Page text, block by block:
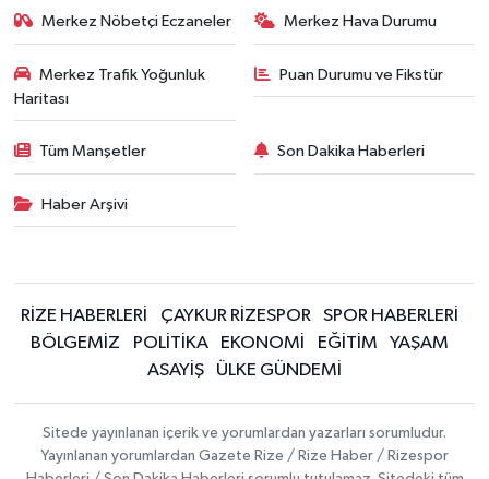
Merkez Nöbetçi Eczaneler Merkez Hava Durumu
Merkez Trafik Yoğunluk
Haritası
Puan Durumu ve Fikstür
Tüm Manşetler Son Dakika Haberleri
Haber Arşivi
RİZE HABERLERİ ÇAYKUR RİZESPOR
SPOR HABERLERİ
BÖLGEMİZ
POLİTİKA EKONOMİ EĞİTİM
YAŞAM
ASAYİŞ
ÜLKE GÜNDEMİ
Sitede yayınlanan içerik ve yorumlardan yazarları sorumludur.
Yayınlanan yorumlardan Gazete Rize / Rize Haber / Rizespor